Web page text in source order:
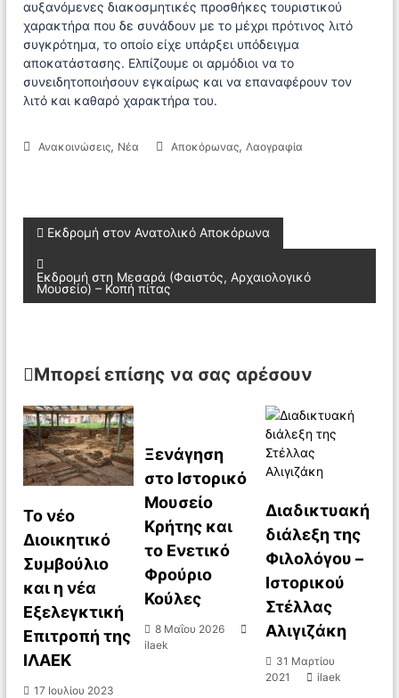
αυξανόμενες διακοσμητικές προσθήκες τουριστικού
χαρακτήρα που δε συνάδουν με το μέχρι πρότινος λιτό
συγκρότημα, το οποίο είχε υπάρξει υπόδειγμα
αποκατάστασης. Ελπίζουμε οι αρμόδιοι να το
συνειδητοποιήσουν εγκαίρως και να επαναφέρουν τον
λιτό και καθαρό χαρακτήρα του.
Ανακοινώσεις, Νέα Αποκόρωνας,Λαογραφία
Π
λ
η
σ
η
ά
ρ
θ
ρ
Εκδρομή στον Ανατολικό Αποκόρωνα
Εκδρομή στη Μεσαρά (Φαιστός, Αρχαιολογικό
Μουσείο) – Κοπή πίτας
Μπορεί επίσης να σας αρέσουν
Το νέο
Διοικητικό
Συμβούλιο
και η νέα
Εξελεγκτική
Επιτροπή της
ΙΛΑΕΚ
17 Ιουλίου 2023
Ξενάγηση
στο Ιστορικό
Μουσείο
Κρήτης και
το Ενετικό
Φρούριο
Κούλες
8 Μαΐου 2026
ilaek
Διαδικτυακή
διάλεξη της
Φιλολόγου –
Ιστορικού
Στέλλας
Αλιγιζάκη
31 Μαρτίου
2021
ilaek